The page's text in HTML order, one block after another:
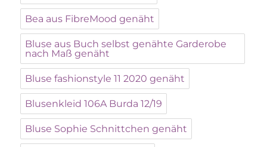
Bea aus FibreMood genäht
Bluse aus Buch selbst genähte Garderobe
nach Maß genäht
Bluse fashionstyle 11 2020 genäht
Blusenkleid 106A Burda 12/19
Bluse Sophie Schnittchen genäht